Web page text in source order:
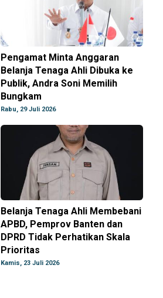
Pengamat Minta Anggaran
Belanja Tenaga Ahli Dibuka ke
Publik, Andra Soni Memilih
Bungkam
Rabu, 29 Juli 2026
Belanja Tenaga Ahli Membebani
APBD, Pemprov Banten dan
DPRD Tidak Perhatikan Skala
Prioritas
Kamis, 23 Juli 2026